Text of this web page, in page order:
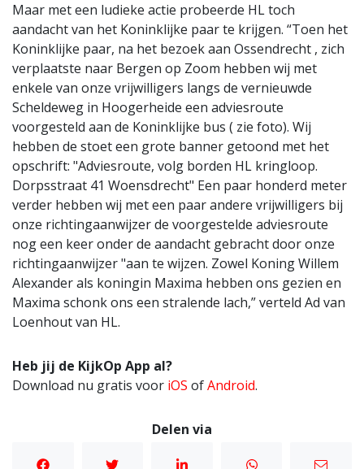
Maar met een ludieke actie probeerde HL toch
aandacht van het Koninklijke paar te krijgen. “Toen het
Koninklijke paar, na het bezoek aan Ossendrecht , zich
verplaatste naar Bergen op Zoom hebben wij met
enkele van onze vrijwilligers langs de vernieuwde
Scheldeweg in Hoogerheide een adviesroute
voorgesteld aan de Koninklijke bus ( zie foto). Wij
hebben de stoet een grote banner getoond met het
opschrift: "Adviesroute, volg borden HL kringloop.
Dorpsstraat 41 Woensdrecht" Een paar honderd meter
verder hebben wij met een paar andere vrijwilligers bij
onze richtingaanwijzer de voorgestelde adviesroute
nog een keer onder de aandacht gebracht door onze
richtingaanwijzer "aan te wijzen. Zowel Koning Willem
Alexander als koningin Maxima hebben ons gezien en
Maxima schonk ons een stralende lach,” verteld Ad van
Loenhout van HL.
Heb jij de KijkOp App al?
Download nu gratis voor iOS ofAndroid.
Delen via